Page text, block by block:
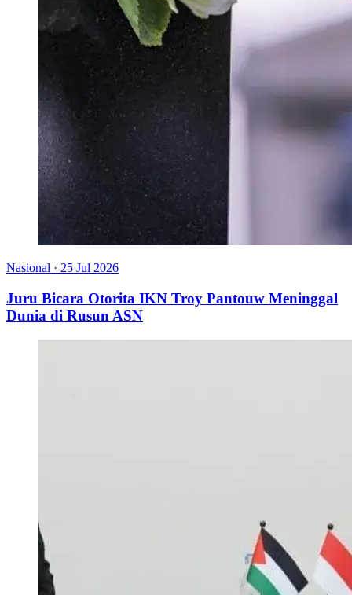
Nasional · 25 Jul 2026
Juru Bicara Otorita IKN Troy Pantouw Meninggal
Dunia di Rusun ASN